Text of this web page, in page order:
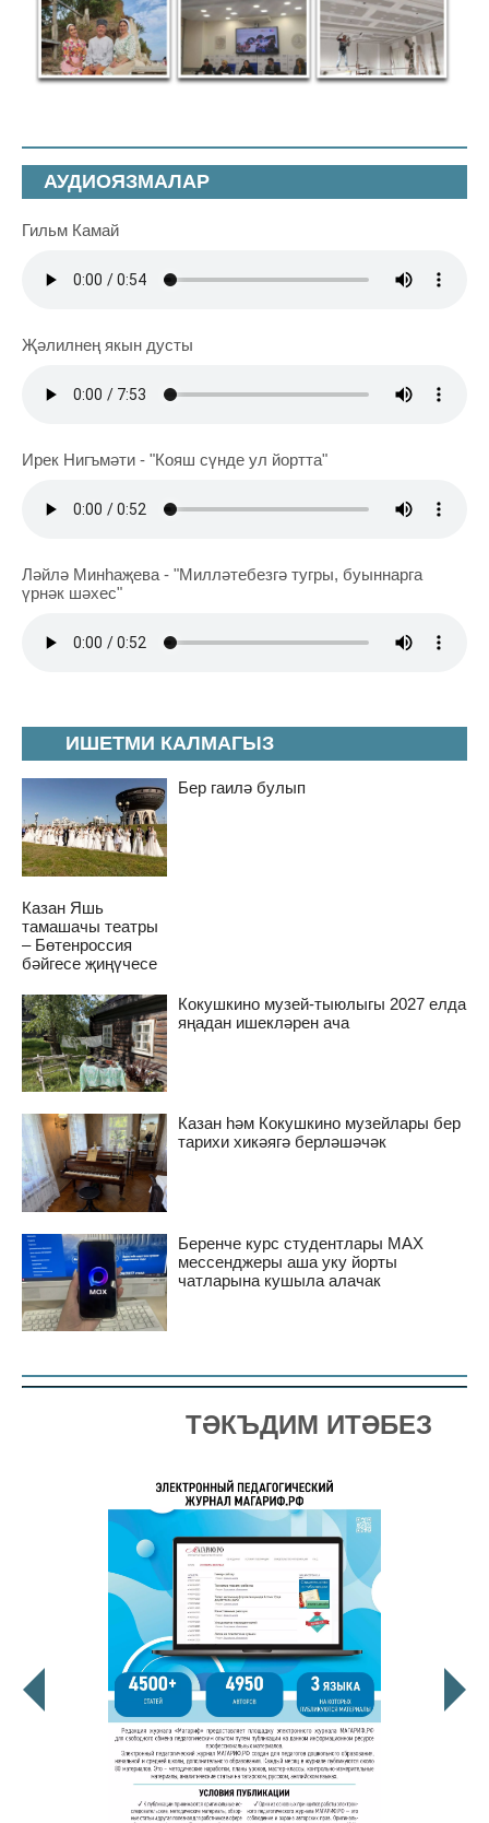
ИШЕТМИ КАЛМАГЫЗ
Бер гаилә булып
Казан Яшь
тамашачы театры
– Бөтенроссия
бәйгесе җиңүчесе
Кокушкино музей-тыюлыгы 2027 елда
яңадан ишекләрен ача
Казан һәм Кокушкино музейлары бер
тарихи хикәягә берләшәчәк
Беренче курс студентлары MAX
мессенджеры аша уку йорты
чатларына кушыла алачак
АУДИОЯЗМАЛАР
Гильм Камай
Җәлилнең якын дусты
Ирек Нигъмәти - "Кояш сүнде ул йортта"
Ләйлә Минһаҗева - "Милләтебезгә тугры, буыннарга
үрнәк шәхес"
ТӘКЪДИМ ИТӘБЕЗ